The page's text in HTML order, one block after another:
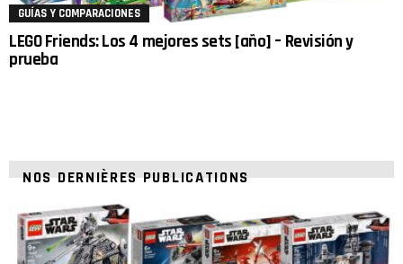
GUÍAS Y COMPARACIONES
LEGO Friends: Los 4 mejores sets [año] – Revisión y
prueba
NOS DERNIÈRES PUBLICATIONS